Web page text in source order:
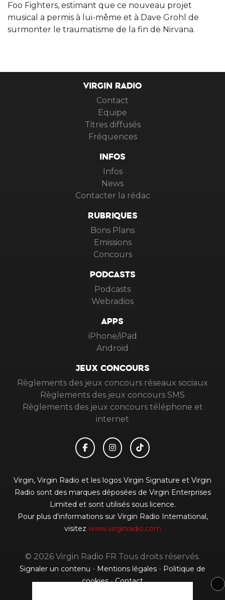
Foo Fighters, estimant que ce nouveau projet
musical a permis à lui-même et à Dave Grohl de
surmonter le traumatisme de la fin de Nirvana.
VIRGIN RADIO
Contact
Equipe
Titres diffusés
Fréquences
INFOS
Infos
News
Contacter la rédac
RUBRIQUES
Bons Plans
Emissions
Concours
PODCASTS
Podcasts
Webradios
APPS
iPhone/iPad
Android
JEUX CONCOURS
Règlements des jeux concours réseaux sociaux
Règlements des jeux concours SMS
Règlements des jeux concours téléphone et
internet
Virgin, Virgin Radio et les logos Virgin Signature et Virgin
Radio sont des marques déposées de Virgin Enterprises
Limited et sont utilisés sous licence.
Pour plus d'informations sur Virgin Radio International,
visitez www.virginradio.com
© 2026 Virgin Radio FR Tous droits réservés.
Signaler un contenu - Mentions légales - Politique de
cookies-Contact